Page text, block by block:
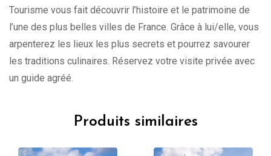
Tourisme vous fait découvrir l’histoire et le patrimoine de
l’une des plus belles villes de France. Grâce à lui/elle, vous
arpenterez les lieux les plus secrets et pourrez savourer
les traditions culinaires. Réservez votre visite privée avec
un guide agréé.
Produits similaires